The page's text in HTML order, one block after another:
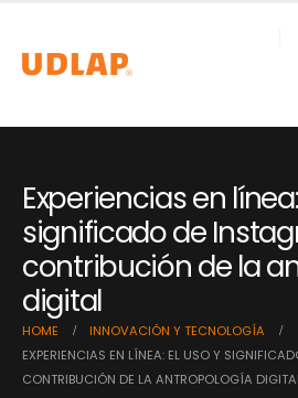
Experiencias en
significado de
contribución de la
digital
HOME
INNOVACIÓN Y TECNOLOGÍA
EXPERIENCIAS EN LÍNEA: EL USO Y
CONTRIBUCIÓN DE LA ANTROPOLOGÍA